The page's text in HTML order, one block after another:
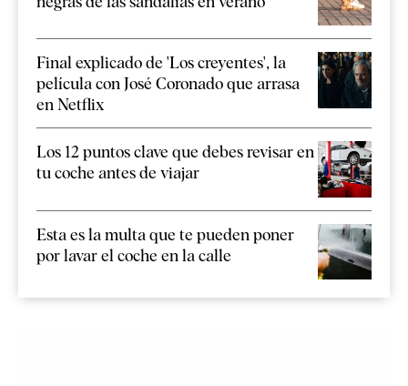
Final explicado de 'Los creyentes', la
película con José Coronado que arrasa
en Netflix
Los 12 puntos clave que debes revisar en
tu coche antes de viajar
Esta es la multa que te pueden poner
por lavar el coche en la calle